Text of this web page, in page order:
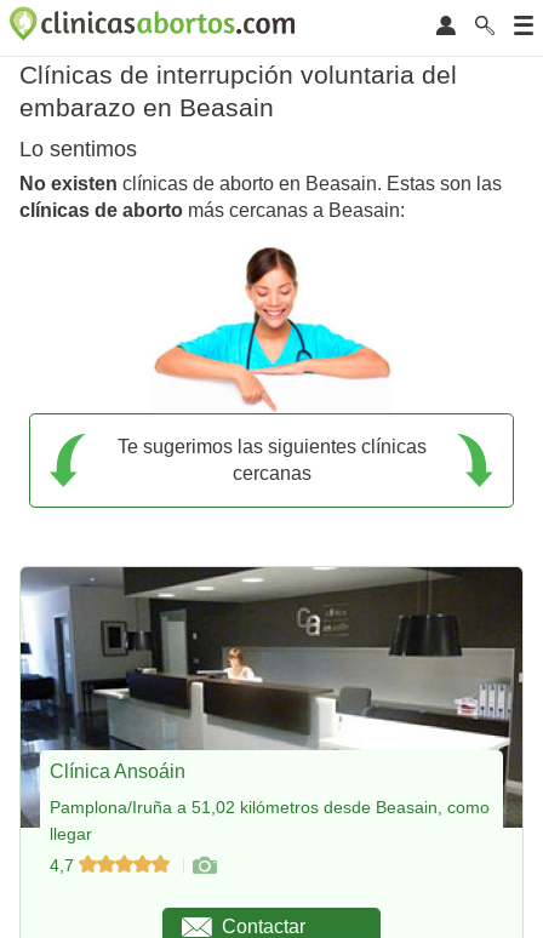
Clínicas de interrupción voluntaria del
embarazo en Beasain
Lo sentimos
No existen clínicas de aborto en Beasain. Estas son las
clínicas de aborto más cercanas a Beasain:
Te sugerimos las siguientes clínicas
cercanas
Clínica Ansoáin
Pamplona/Iruña a 51,02 kilómetros desde Beasain, como
llegar
4,7
Contactar